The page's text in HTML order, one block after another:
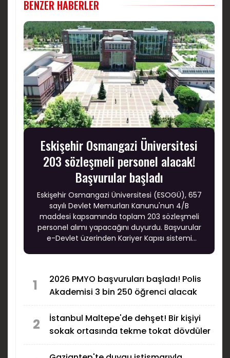
BENZER HABERLER
Eskişehir Osmangazi Üniversitesi
203 sözleşmeli personel alacak!
Başvurular başladı
Eskişehir Osmangazi Üniversitesi (ESOGÜ), 657
sayılı Devlet Memurları Kanunu'nun 4/B
maddesi kapsamında toplam 203 sözleşmeli
personel alımı yapacağını duyurdu. Başvurular
e-Devlet üzerinden Kariyer Kapısı sistemi
1
2026 PMYO başvuruları başladı! Polis
Akademisi 3 bin 250 öğrenci alacak
2
İstanbul Maltepe'de dehşet! Bir kişiyi
sokak ortasında tekme tokat dövdüler